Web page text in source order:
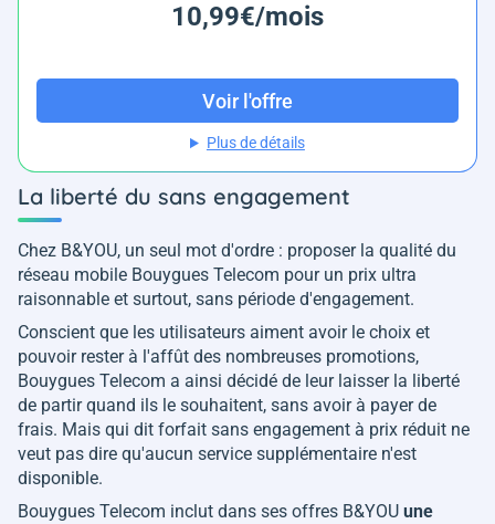
10,99€/mois
Voir l'offre
Plus de détails
La liberté du sans engagement
Chez B&YOU, un seul mot d'ordre : proposer la qualité du
réseau mobile Bouygues Telecom pour un prix ultra
raisonnable et surtout, sans période d'engagement.
Conscient que les utilisateurs aiment avoir le choix et
pouvoir rester à l'affût des nombreuses promotions,
Bouygues Telecom a ainsi décidé de leur laisser la liberté
de partir quand ils le souhaitent, sans avoir à payer de
frais. Mais qui dit forfait sans engagement à prix réduit ne
veut pas dire qu'aucun service supplémentaire n'est
disponible.
Bouygues Telecom inclut dans ses offres B&YOU une